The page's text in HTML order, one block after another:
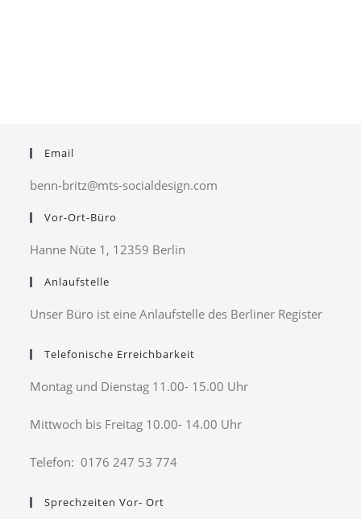
Email
benn-britz@mts-socialdesign.com
Vor-Ort-Büro
Hanne Nüte 1, 12359 Berlin
Anlaufstelle
Unser Büro ist eine Anlaufstelle des Berliner Register
Telefonische Erreichbarkeit
Montag und Dienstag 11.00- 15.00 Uhr
Mittwoch bis Freitag 10.00- 14.00 Uhr
Telefon: 0176 247 53 774
Sprechzeiten Vor- Ort